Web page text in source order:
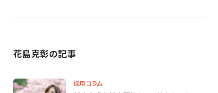
花島克彰の記事
採用コラム